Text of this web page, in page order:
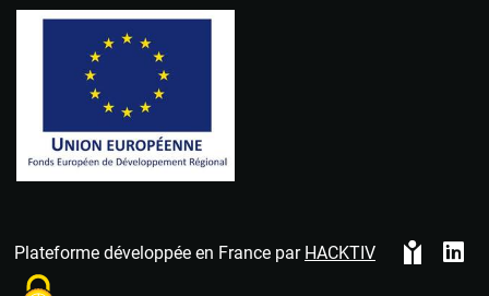
Plateforme développée en France par HACKTIV